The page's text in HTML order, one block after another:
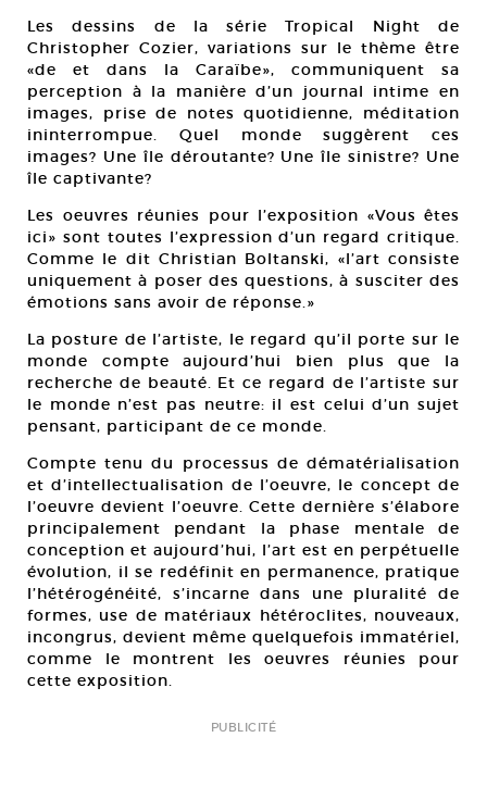
Les dessins de la série Tropical Night de
Christopher Cozier, variations sur le thème être
«de et dans la Caraïbe», communiquent sa
perception à la manière d’un journal intime en
images, prise de notes quotidienne, méditation
ininterrompue. Quel monde suggèrent ces
images? Une île déroutante? Une île sinistre? Une
île captivante?
Les oeuvres réunies pour l’exposition «Vous êtes
ici» sont toutes l’expression d’un regard critique.
Comme le dit Christian Boltanski, «l’art consiste
uniquement à poser des questions, à susciter des
émotions sans avoir de réponse.»
La posture de l’artiste, le regard qu’il porte sur le
monde compte aujourd’hui bien plus que la
recherche de beauté. Et ce regard de l’artiste sur
le monde n’est pas neutre: il est celui d’un sujet
pensant, participant de ce monde.
Compte tenu du processus de dématérialisation
et d’intellectualisation de l’oeuvre, le concept de
l’oeuvre devient l’oeuvre. Cette dernière s’élabore
principalement pendant la phase mentale de
conception et aujourd’hui, l’art est en perpétuelle
évolution, il se redéfinit en permanence, pratique
l’hétérogénéité, s’incarne dans une pluralité de
formes, use de matériaux hétéroclites, nouveaux,
incongrus, devient même quelquefois immatériel,
comme le montrent les oeuvres réunies pour
cette exposition.
PUBLICITÉ